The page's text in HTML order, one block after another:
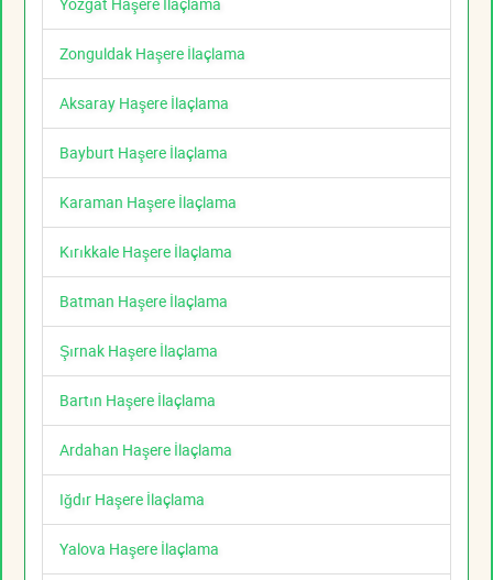
Zonguldak Haşere İlaçlama
Aksaray Haşere İlaçlama
Bayburt Haşere İlaçlama
Karaman Haşere İlaçlama
Kırıkkale Haşere İlaçlama
Batman Haşere İlaçlama
Şırnak Haşere İlaçlama
Bartın Haşere İlaçlama
Ardahan Haşere İlaçlama
Iğdır Haşere İlaçlama
Yalova Haşere İlaçlama